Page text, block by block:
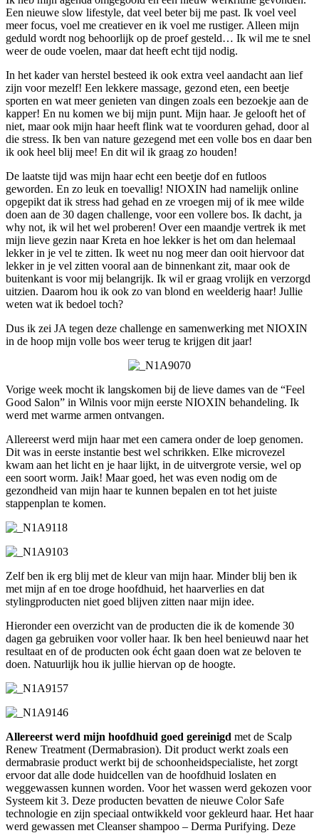
Een nieuwe slow lifestyle, dat veel beter bij me past. Ik voel veel
meer focus, voel me creatiever en ik voel me rustiger. Alleen mijn
geduld wordt nog behoorlijk op de proef gesteld… Ik wil me te snel
weer de oude voelen, maar dat heeft echt tijd nodig.
In het kader van herstel besteed ik ook extra veel aandacht aan lief
zijn voor mezelf! Een lekkere massage, gezond eten, een beetje
sporten en wat meer genieten van dingen zoals een bezoekje aan de
kapper! En nu komen we bij mijn punt. Mijn haar. Je gelooft het of
niet, maar ook mijn haar heeft flink wat te voorduren gehad, door al
die stress. Ik ben van nature gezegend met een volle bos en daar ben
ik ook heel blij mee! En dit wil ik graag zo houden!
De laatste tijd was mijn haar echt een beetje dof en futloos
geworden. En zo leuk en toevallig! NIOXIN had namelijk online
opgepikt dat ik stress had gehad en ze vroegen mij of ik mee wilde
doen aan de 30 dagen challenge, voor een vollere bos. Ik dacht, ja
why not, ik wil het wel proberen! Over een maandje vertrek ik met
mijn lieve gezin naar Kreta en hoe lekker is het om dan helemaal
lekker in je vel te zitten. Ik weet nu nog meer dan ooit hiervoor dat
lekker in je vel zitten vooral aan de binnenkant zit, maar ook de
buitenkant is voor mij belangrijk. Ik wil er graag vrolijk en verzorgd
uitzien. Daarom hou ik ook zo van blond en weelderig haar! Jullie
weten wat ik bedoel toch?
Dus ik zei JA tegen deze challenge en samenwerking met NIOXIN
in de hoop mijn volle bos weer terug te krijgen dit jaar!
Vorige week mocht ik langskomen bij de lieve dames van de “Feel
Good Salon” in Wilnis voor mijn eerste NIOXIN behandeling. Ik
werd met warme armen ontvangen.
Allereerst werd mijn haar met een camera onder de loep genomen.
Dit was in eerste instantie best wel schrikken. Elke microvezel
kwam aan het licht en je haar lijkt, in de uitvergrote versie, wel op
een soort worm. Jaik! Maar goed, het was even nodig om de
gezondheid van mijn haar te kunnen bepalen en tot het juiste
stappenplan te komen.
Zelf ben ik erg blij met de kleur van mijn haar. Minder blij ben ik
met mijn af en toe droge hoofdhuid, het haarverlies en dat
stylingproducten niet goed blijven zitten naar mijn idee.
Hieronder een overzicht van de producten die ik de komende 30
dagen ga gebruiken voor voller haar. Ik ben heel benieuwd naar het
resultaat en of de producten ook écht gaan doen wat ze beloven te
doen. Natuurlijk hou ik jullie hiervan op de hoogte.
Allereerst werd mijn hoofdhuid goed gereinigd met de Scalp
Renew Treatment (Dermabrasion). Dit product werkt zoals een
dermabrasie product werkt bij de schoonheidspecialiste, het zorgt
ervoor dat alle dode huidcellen van de hoofdhuid loslaten en
weggewassen kunnen worden. Voor het wassen werd gekozen voor
Systeem kit 3. Deze producten bevatten de nieuwe Color Safe
technologie en zijn speciaal ontwikkeld voor gekleurd haar. Het haar
werd gewassen met Cleanser shampoo – Derma Purifying. Deze